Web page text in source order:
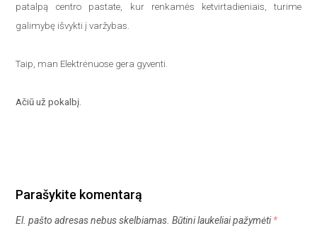
patalpą centro pastate, kur renkamės ketvirtadieniais, turime
galimybę išvykti į varžybas.
Taip, man Elektrėnuose gera gyventi.
Ačiū už pokalbį.
Parašykite komentarą
El. pašto adresas nebus skelbiamas. Būtini laukeliai pažymėti*